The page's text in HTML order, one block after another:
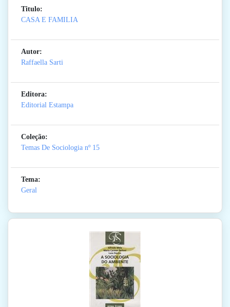
Titulo:
CASA E FAMILIA
Autor:
Raffaella Sarti
Editora:
Editorial Estampa
Coleção:
Temas De Sociologia nº 15
Tema:
Geral